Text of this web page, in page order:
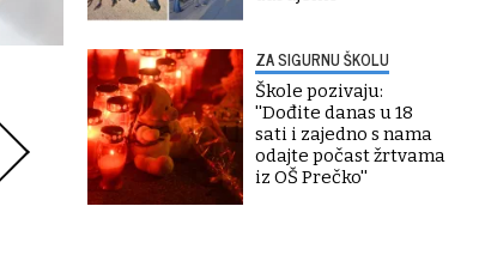
ZA SIGURNU ŠKOLU
Škole pozivaju:
''Dođite danas u 18
sati i zajedno s nama
odajte počast žrtvama
iz OŠ Prečko''